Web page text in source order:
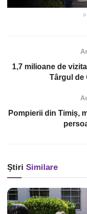
1,7 milioane de
Târgul de
Pompierii din Timiș,
Știri Similare